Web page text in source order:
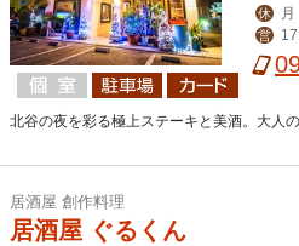
休
営
迄）
北谷の夜を彩る極上ステーキと美酒。大人
居酒屋 創作料理
居酒屋 ぐるくん